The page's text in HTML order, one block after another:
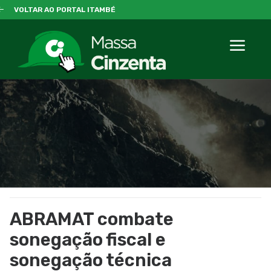
VOLTAR AO PORTAL ITAMBÉ
ABRAMAT combate
sonegação fiscal e
sonegação técnica